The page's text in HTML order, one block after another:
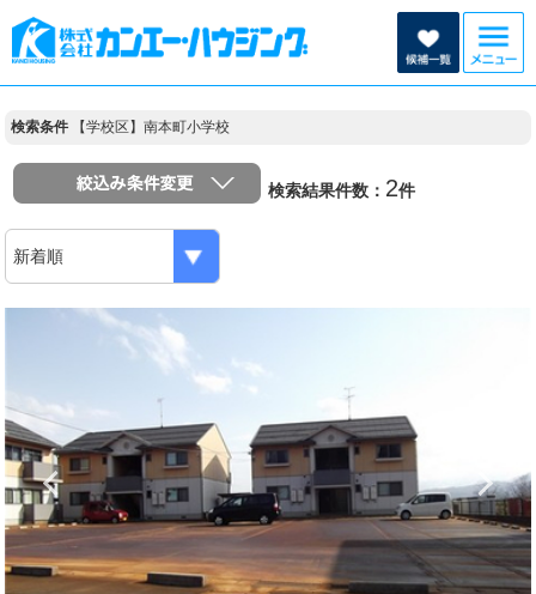
検索条件 【学校区】南本町小学校
検索結果件数： 2件
Previous